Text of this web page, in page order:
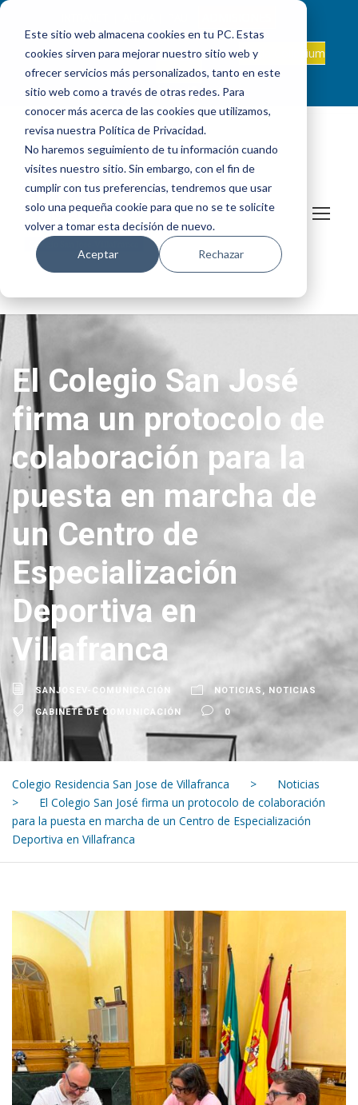
Este sitio web almacena cookies en tu PC. Estas
cookies sirven para mejorar nuestro sitio web y
ofrecer servicios más personalizados, tanto en este
sitio web como a través de otras redes. Para
conocer más acerca de las cookies que utilizamos,
revisa nuestra Política de Privacidad.
No haremos seguimiento de tu información cuando
visites nuestro sitio. Sin embargo, con el fin de
cumplir con tus preferencias, tendremos que usar
solo una pequeña cookie para que no se te solicite
volver a tomar esta decisión de nuevo.
Aceptar Rechazar
ES +34 924 524 001
sanjosevillafranca@fundacionloyola.es | Onda Collegium
Podcast
El Colegio San José
firma un protocolo de
colaboración para la
puesta en marcha de
un Centro de
Especialización
Deportiva en
Villafranca
SANJOSEV-COMUNICACIÓN NOTICIAS , NOTICIAS
GABINETE DE COMUNICACIÓN 0
Colegio Residencia San Jose de Villafranca >
Noticias
>
El Colegio San José firma un protocolo de colaboración
para la puesta en marcha de un Centro de Especialización
Deportiva en Villafranca